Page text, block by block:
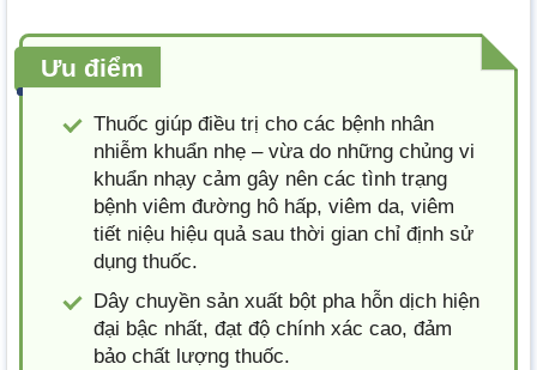
Ưu điểm
Thuốc giúp điều trị cho các bệnh nhân
nhiễm khuẩn nhẹ – vừa do những chủng vi
khuẩn nhạy cảm gây nên các tình trạng
bệnh viêm đường hô hấp, viêm da, viêm
tiết niệu hiệu quả sau thời gian chỉ định sử
dụng thuốc.
Dây chuyền sản xuất bột pha hỗn dịch hiện
đại bậc nhất, đạt độ chính xác cao, đảm
bảo chất lượng thuốc.